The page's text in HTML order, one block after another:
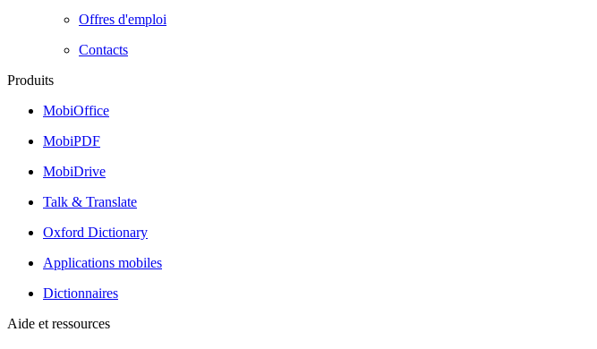
Offres d'emploi
Contacts
Produits
MobiOffice
MobiPDF
MobiDrive
Talk & Translate
Oxford Dictionary
Applications mobiles
Dictionnaires
Aide et ressources